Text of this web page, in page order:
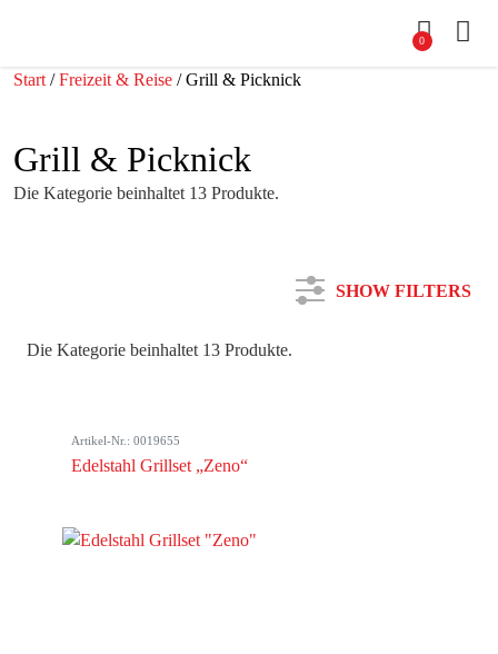
0
Start /Freizeit & Reise / Grill & Picknick
Grill & Picknick
Die Kategorie beinhaltet 13 Produkte.
SHOW FILTERS
Farbe
Die Kategorie beinhaltet 13 Produkte.
Artikel-Nr.: 0019655
Edelstahl Grillset „Zeno“